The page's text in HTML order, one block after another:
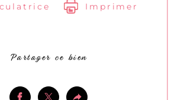
Imprimer
Partager ce bien